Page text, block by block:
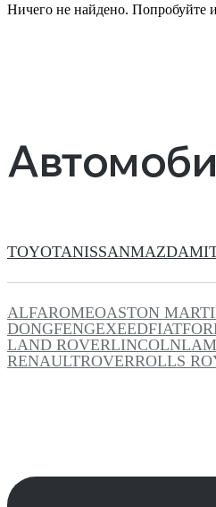
Ничего не найдено. Попробуйте
TOYOTANISSANMAZDA
ALFAROMEOASTON
DONGFENGEXEEDFIAT
LAND ROVERLINCOLN
RENAULTROVERROLLS